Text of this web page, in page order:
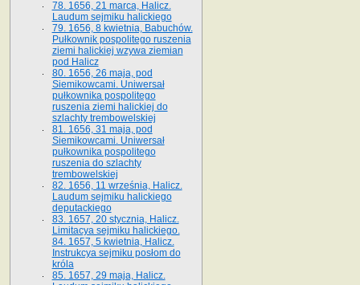
78. 1656, 21 marca, Halicz.
Laudum sejmiku halickiego
79. 1656, 8 kwietnia, Babuchów.
Pułkownik pospolitego ruszenia
ziemi halickiej wzywa ziemian
pod Halicz
80. 1656, 26 maja, pod
Siemikowcami. Uniwersał
pułkownika pospolitego
ruszenia ziemi halickiej do
szlachty trembowelskiej
81. 1656, 31 maja, pod
Siemikowcami. Uniwersał
pułkownika pospolitego
ruszenia do szlachty
trembowelskiej
82. 1656, 11 września, Halicz.
Laudum sejmiku halickiego
deputackiego
83. 1657, 20 stycznia, Halicz.
Limitacya sejmiku halickiego.
84. 1657, 5 kwietnia, Halicz.
Instrukcya sejmiku posłom do
króla
85. 1657, 29 maja, Halicz.